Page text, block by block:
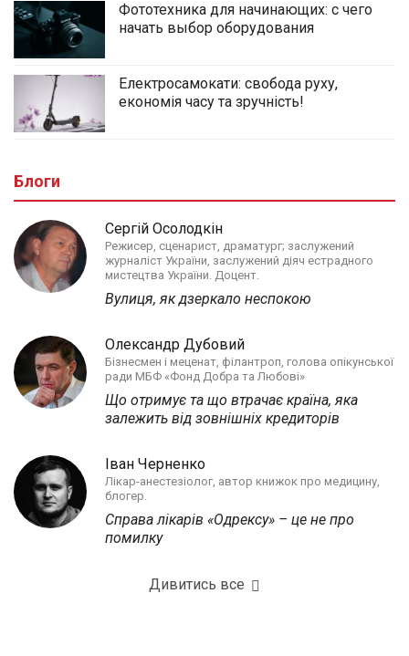
Фототехника для начинающих: с чего
начать выбор оборудования
Електросамокати: свобода руху,
економія часу та зручність!
Блоги
Сергій Осолодкін
Режисер, сценарист, драматург; заслужений
журналіст України, заслужений діяч естрадного
мистецтва України. Доцент.
Вулиця, як дзеркало неспокою
Олександр Дубовий
Бізнесмен і меценат, філантроп, голова опікунської
ради МБФ «Фонд Добра та Любові»
Що отримує та що втрачає країна, яка
залежить від зовнішніх кредиторів
Іван Черненко
Лікар-анестезіолог, автор книжок про медицину,
блогер.
Справа лікарів «Одрексу» – це не про
помилку
Дивитись все